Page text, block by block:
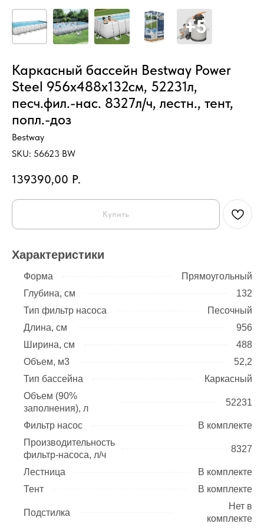
Каркасный бассейн Bestway Power
Steel 956х488х132см, 52231л,
песч.фил.-нас. 8327л/ч, лестн., тент,
попл.-доз
Bestway
SKU: 56623 BW
139390,00 Р.
Купить
Характеристики
Форма
Прямоугольный
Глубина, см
132
Тип фильтр насоса
Песочный
Длина, см
956
Ширина, см
488
Объем, м3
52,2
Тип бассейна
Каркасный
Объем (90%
заполнения), л
52231
Фильтр насос
В комплекте
Производительность
фильтр-насоса, л/ч
8327
Лестница
В комплекте
Тент
В комплекте
Подстилка
Нет в
комплекте